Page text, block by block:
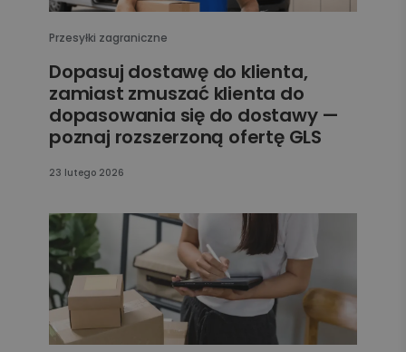
Przesyłki zagraniczne
Dopasuj dostawę do klienta,
zamiast zmuszać klienta do
dopasowania się do dostawy —
poznaj rozszerzoną ofertę GLS
23 lutego 2026